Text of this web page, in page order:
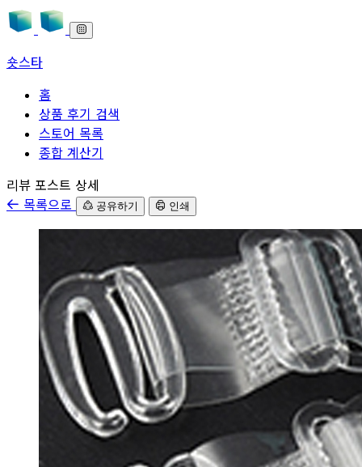
숏스타
홈
상품 후기 검색
스토어 목록
종합 계산기
본문으로 바로가기
리뷰 포스트 상세
목록으로
공유하기 인쇄